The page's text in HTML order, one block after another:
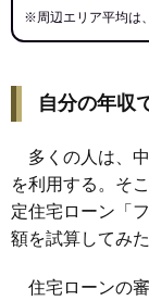
※周辺エリア平均は
自分の年収
多くの人は、
を利用する。そ
定住宅ローン「
額を試算してみた
住宅ローンの審